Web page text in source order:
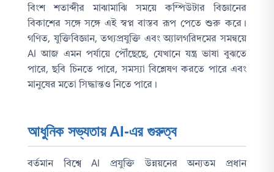
বিংশ শতাব্দীর মাঝামাঝি সময়ে কম্পিউটার বিজ্ঞানের
বিকাশের সঙ্গে সঙ্গে এই স্বপ্ন বাস্তব রূপ পেতে শুরু করে।
গণিত, যুক্তিবিজ্ঞান, তথ্যপ্রযুক্তি এবং অ্যালগরিদমের সমন্বয়ে
AI আজ এমন পর্যায়ে পৌঁছেছে, যেখানে যন্ত্র ভাষা বুঝতে
পারে, ছবি চিনতে পারে, সমস্যা বিশ্লেষণ করতে পারে এবং
মানুষের মতো সিদ্ধান্তও নিতে পারে।
আধুনিক সভ্যতায় AI-এর গুরুত্ব
বর্তমান বিশ্বে AI প্রযুক্তি উন্নয়নের অন্যতম প্রধান